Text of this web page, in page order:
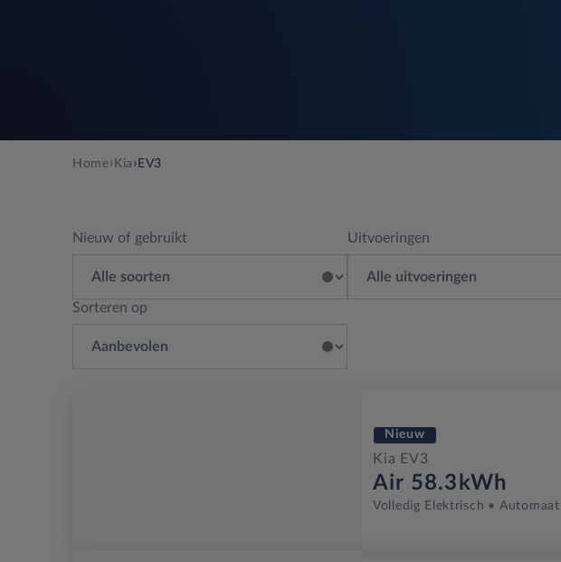
Home› Kia › EV3
Nieuw of gebruikt Uitvoeringen
Sorteren op
Nieuw
Kia EV3
Air 58.3kWh
Volledig Elektrisch Automaat